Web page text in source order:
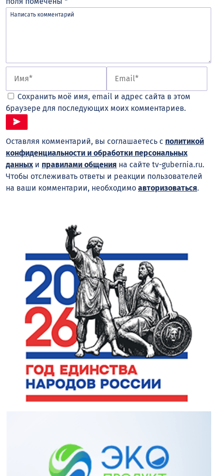
Сохранить моё имя, email и адрес сайта в этом
браузере для последующих моих комментариев.
Оставляя комментарий, вы соглашаетесь с политикой
конфиденциальности и обработки персональных
данныхи правилами общения на сайте tv-gubernia.ru.
Чтобы отслеживать ответы и реакции пользователей
на ваши комментарии, необходимо авторизоваться.